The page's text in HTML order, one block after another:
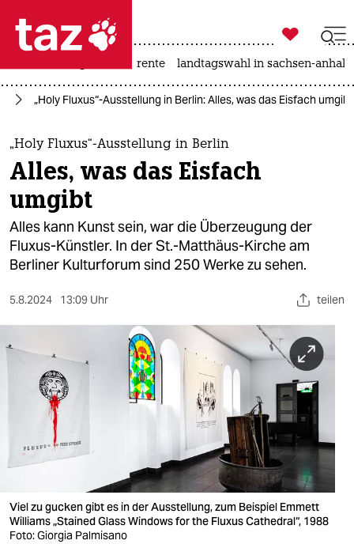
 taz zahl ich
taz zahl ich
themen
politik
öko
gesellschaft
sport
berlin
nord
wahrheit
verlag
veranstaltungen

taz zahl ich
rente landtagswahl in sachsen-anhalt
„Holy Fluxus“-Ausstellung in Berlin: Alles, was das Eisfach umgibt
„Holy Fluxus“-Ausstellung in Berlin
Alles, was das Eisfach
umgibt
Alles kann Kunst sein, war die Überzeugung der
Fluxus-Künstler. In der St.-Matthäus-Kirche am
Berliner Kulturforum sind 250 Werke zu sehen.
5.8.2024 13:09 Uhr teilen
Viel zu gucken gibt es in der Ausstellung, zum Beispiel Emmett
Williams „Stained Glass Windows for the Fluxus Cathedral“, 1988
Foto: Giorgia Palmisano